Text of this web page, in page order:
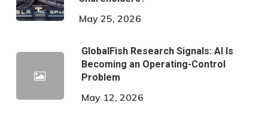
May 25, 2026
GlobalFish Research Signals: AI Is
Becoming an Operating-Control
Problem
May 12, 2026